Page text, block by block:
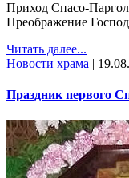
Приход Спасо-
Преображение
Читать далее...
Новости храма |
Праздник первого